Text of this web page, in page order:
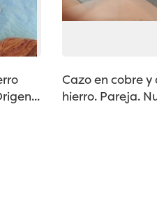
Cazo en cobre
hierro. Pareja.